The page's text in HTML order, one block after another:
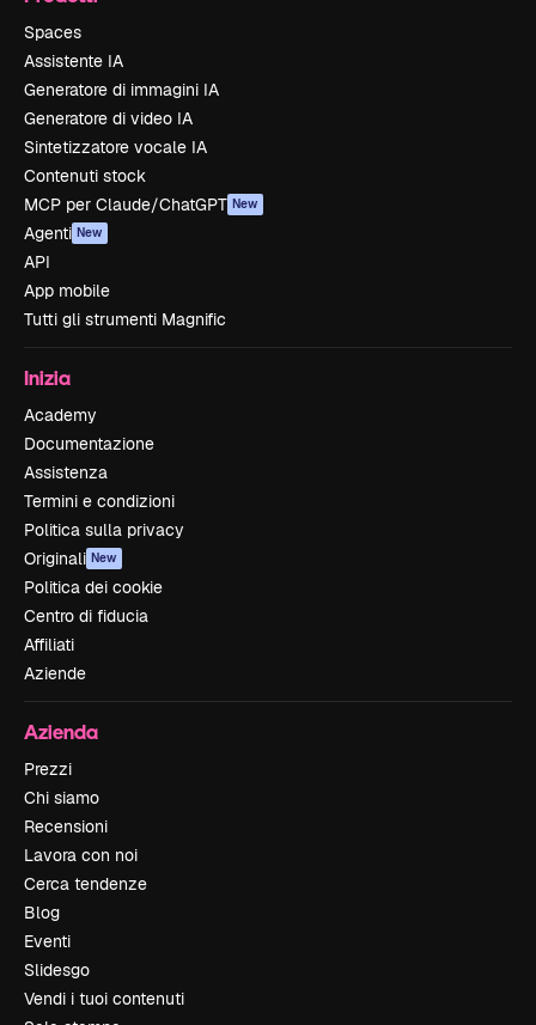
Spaces
Assistente IA
Generatore di immagini IA
Generatore di video IA
Sintetizzatore vocale IA
Contenuti stock
MCP per Claude/ChatGPT New
Agenti New
API
App mobile
Tutti gli strumenti Magnific
Inizia
Academy
Documentazione
Assistenza
Termini e condizioni
Politica sulla privacy
Originali New
Politica dei cookie
Centro di fiducia
Affiliati
Aziende
Azienda
Prezzi
Chi siamo
Recensioni
Lavora con noi
Cerca tendenze
Blog
Eventi
Slidesgo
Vendi i tuoi contenuti